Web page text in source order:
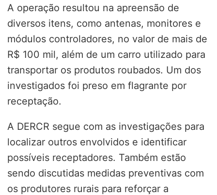
A operação resultou na apreensão de
diversos itens, como antenas, monitores e
módulos controladores, no valor de mais de
R$ 100 mil, além de um carro utilizado para
transportar os produtos roubados. Um dos
investigados foi preso em flagrante por
receptação.
A DERCR segue com as investigações para
localizar outros envolvidos e identificar
possíveis receptadores. Também estão
sendo discutidas medidas preventivas com
os produtores rurais para reforçar a